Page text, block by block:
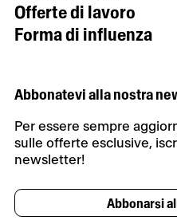
Offerte di lavoro
Forma di influenza
Abbonatevi alla nostra
Per essere sempre
sulle offerte esclusive,
newsletter!
Abbonarsi